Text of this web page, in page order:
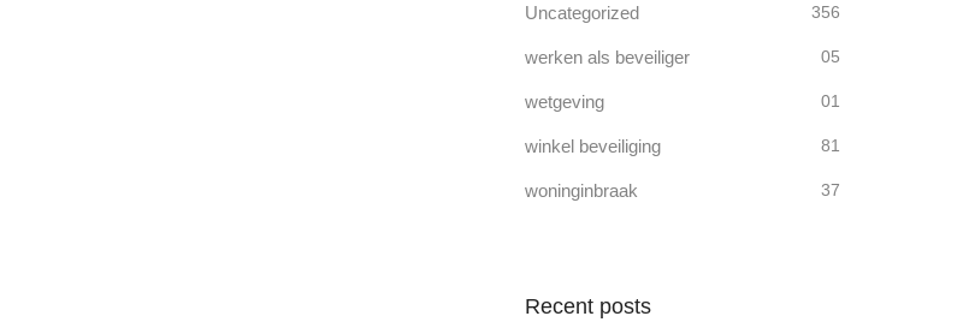
Uncategorized 356
werken als beveiliger 05
wetgeving 01
winkel beveiliging 81
woninginbraak 37
Recent posts